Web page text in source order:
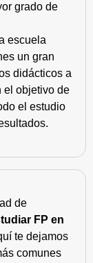
grado de
escuela
un gran
didácticos a
el objetivo de
el estudio
de
FP en
te dejamos
comunes